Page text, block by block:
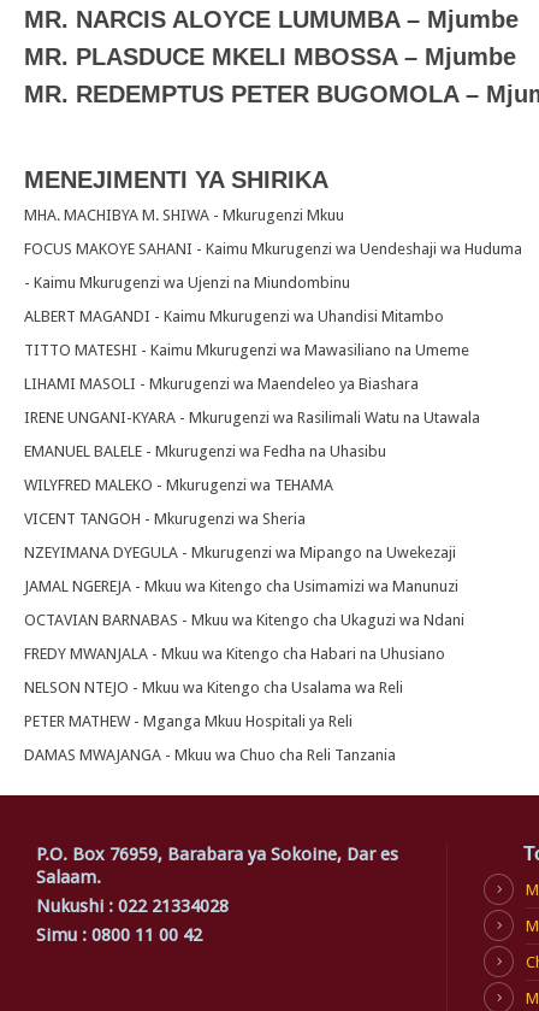
MR. NARCIS ALOYCE LUMUMBA – Mjumbe
MR. PLASDUCE MKELI MBOSSA – Mjumbe
MR. REDEMPTUS PETER BUGOMOLA –
MENEJIMENTI YA SHIRIKA
MHA. MACHIBYA M. SHIWA - Mkurugenzi Mkuu
FOCUS MAKOYE SAHANI - Kaimu Mkurugenzi wa Uendeshaji wa Huduma
- Kaimu Mkurugenzi wa Ujenzi na Miundombinu
ALBERT MAGANDI - Kaimu Mkurugenzi wa Uhandisi Mitambo
TITTO MATESHI - Kaimu Mkurugenzi wa Mawasiliano na Umeme
LIHAMI MASOLI - Mkurugenzi wa Maendeleo ya Biashara
IRENE UNGANI-KYARA - Mkurugenzi wa Rasilimali Watu na Utawala
EMANUEL BALELE - Mkurugenzi wa Fedha na Uhasibu
WILYFRED MALEKO - Mkurugenzi wa TEHAMA
VICENT TANGOH - Mkurugenzi wa Sheria
NZEYIMANA DYEGULA - Mkurugenzi wa Mipango na Uwekezaji
JAMAL NGEREJA - Mkuu wa Kitengo cha Usimamizi wa Manunuzi
OCTAVIAN BARNABAS - Mkuu wa Kitengo cha Ukaguzi wa Ndani
FREDY MWANJALA - Mkuu wa Kitengo cha Habari na Uhusiano
NELSON NTEJO - Mkuu wa Kitengo cha Usalama wa Reli
PETER MATHEW - Mganga Mkuu Hospitali ya Reli
DAMAS MWAJANGA - Mkuu wa Chuo cha Reli Tanzania
P.O. Box 76959, Barabara ya Sokoine, Dar es
Salaam.
Nukushi : 022 21334028
Simu : 0800 11 00 42